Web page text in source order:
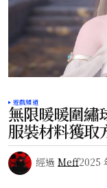
遊戲頻道
無限暖暖圍繡
服裝材料獲取
經過 Meff2025